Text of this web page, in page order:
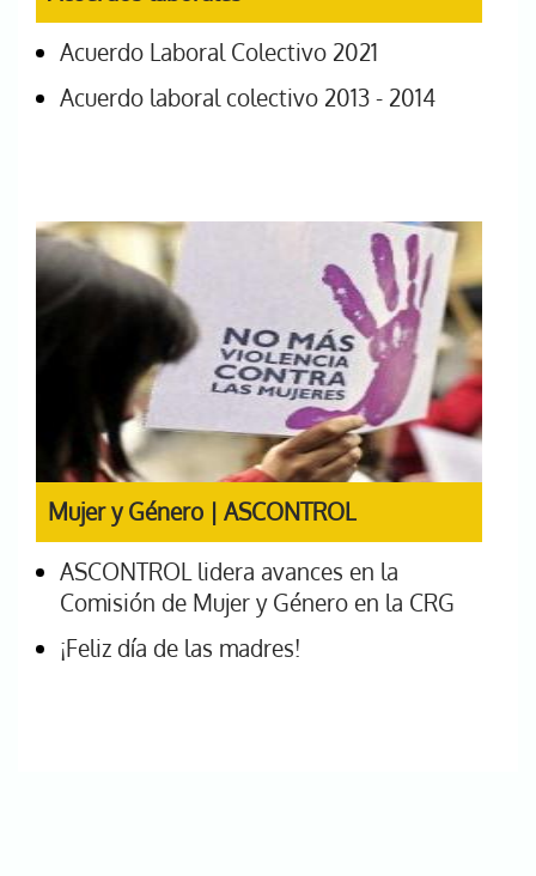
Acuerdo Laboral Colectivo 2021
Acuerdo laboral colectivo 2013 - 2014
Mujer y Género | ASCONTROL
ASCONTROL lidera avances en la
Comisión de Mujer y Género en la CRG
¡Feliz día de las madres!